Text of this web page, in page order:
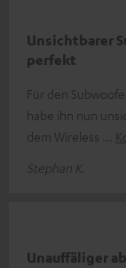
Unsichtbarer
perfekt
Für den
habe ihn nun
dem Wireless
Stephan K.
Unauffäliger